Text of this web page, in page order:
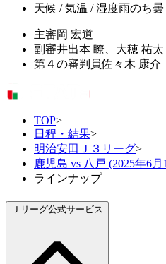
天候 / 気温 / 湿度雨のち曇
主審岡 宏道
副審井出本 瞭、大穂 祐太
第４の審判員佐々木 康介
TOP>
日程・結果>
明治安田Ｊ３リーグ>
鹿児島 vs 八戸 (2025年6月
ラインナップ
Ｊリーグ公式サービス